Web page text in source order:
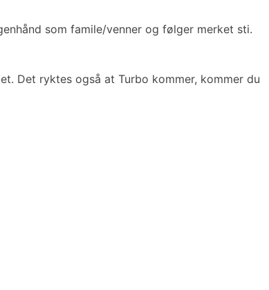
som famile/venner og følger merket sti.
Det ryktes også at Turbo kommer, kommer du